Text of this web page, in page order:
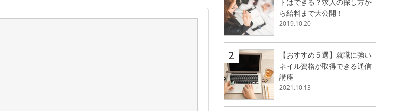
ら給料まで大公開！
2019.10.20
【おすすめ５選】就職に強い
ネイル資格が取得できる通信
講座
2021.10.13